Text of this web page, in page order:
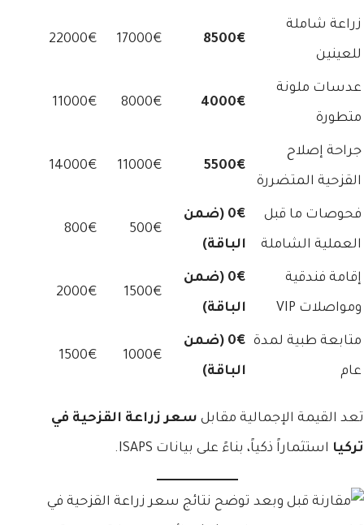
زراعة شاملة
للعينين
8500€
17000€
22000€
عدسات ملونة
متطورة
4000€
8000€
11000€
جراحة إصلاح
القزحية المتضررة
5500€
11000€
14000€
فحوصات ما قبل
العملية الشاملة
0€ (ضمن
الباقة)
500€
800€
إقامة فندقية
ومواصلات VIP
0€ (ضمن
الباقة)
1500€
2000€
متابعة طبية لمدة
عام
0€ (ضمن
الباقة)
1000€
1500€
تعد القيمة الإجمالية مقابل سعر زراعة القزحية في
تركيا استثماراً ذكياً، بناءً على بيانات ISAPS.